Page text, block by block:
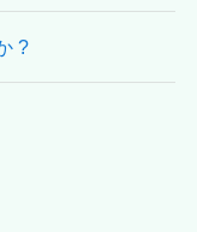
?